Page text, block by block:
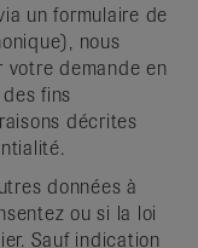
un formulaire de
nous
demande en
fins
décrites
données à
ou si la loi
Sauf indication